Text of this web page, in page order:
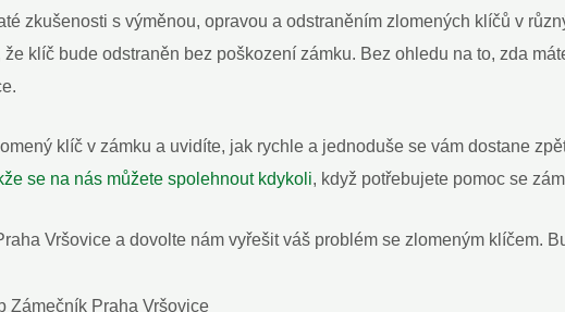
zkušenosti s výměnou, opravou a odstraněním zlomených klíčů v
klíč bude odstraněn bez poškození zámku. Bez ohledu na to, zda
klíč v zámku a uvidíte, jak rychle a jednoduše se vám dostane
se na nás můžete spolehnout kdykoli, když potřebujete pomoc se
Vršovice a dovolte nám vyřešit váš problém se zlomeným klíčem.